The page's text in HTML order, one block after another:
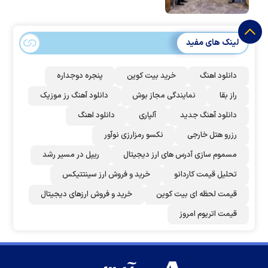
لینک های مفید
دانلود اهنگ خرید بیت کوین
پنجره دوجداره
راز بقا
نمایندگی مجاز بوش
دانلود آهنگ رز‌ موزیک
دانلود آهنگ جدید
آلپاری
دانلود اهنگ
رزرو هتل خارجی
نکسو رمزارزی نوآور
مسموم سازی آدرس های ارز دیجیتال
ریپل در مسیر رشد
تحلیل قیمت کاردانو
خرید و فروش ارز سینتتیکس
قیمت لحظه ای بیت کوین
خرید و فروش ارزهای دیجیتال
قیمت اتریوم امروز